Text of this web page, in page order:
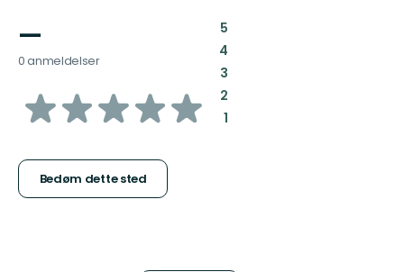
—
0 anmeldelser
ud
5
Bedøm dette sted
5:
4:
3:
2:
1: